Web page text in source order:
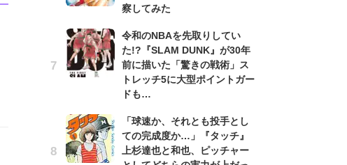
察してみた
令和のNBAを先取りしてい
た!?『SLAM DUNK』が30年
前に描いた「驚きの戦術」ス
トレッチ5に大型ポイントガー
ドも…
「球速か、それとも投手とし
ての完成度か…」『タッチ』
上杉達也と和也、ピッチャー